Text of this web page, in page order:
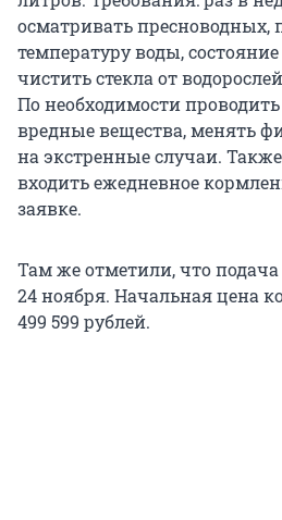
осматривать пресноводных,
температуру воды,
чистить стекла от
По необходимости
вредные вещества, менять
на экстренные случаи.
входить ежедневное
заявке.
Там же отметили, что подача
24 ноября. Начальная цена
499 599 рублей.